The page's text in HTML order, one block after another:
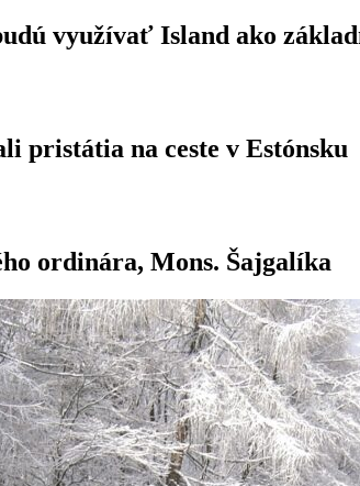
využívať Island ako
pristátia na ceste v Estónsku
ordinára, Mons. Šajgalíka